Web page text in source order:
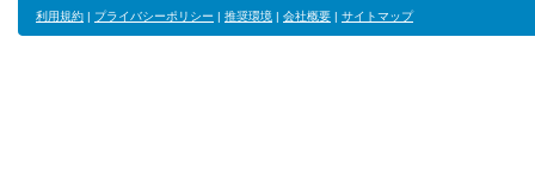
利用規約 | プライバシーポリシー | 推奨環境 | 会社概要 | サイトマップ